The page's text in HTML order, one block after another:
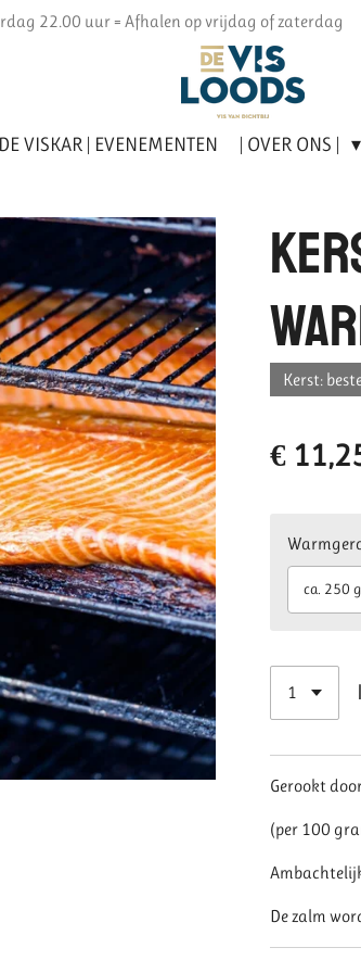
22.00 uur = Afhalen op vrijdag of zaterdag
DE VISKAR | EVENEMENTEN | OVER ONS |
Kerst:
€
ca. 250
Gerookt
(per 100
De zalm